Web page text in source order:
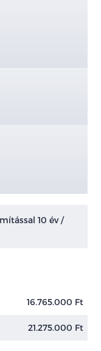
10 év /
16.765.000 Ft
21.275.000 Ft